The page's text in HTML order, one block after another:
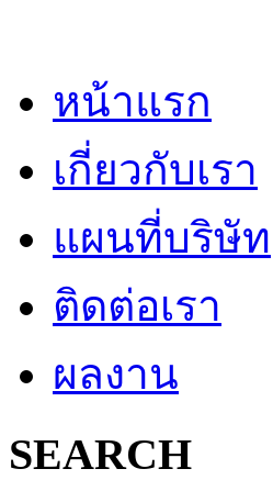
หน้าแรก
เกี่ยวกับเรา
แผนที่บริษัท
ติดต่อเรา
ผลงาน
SEARCH